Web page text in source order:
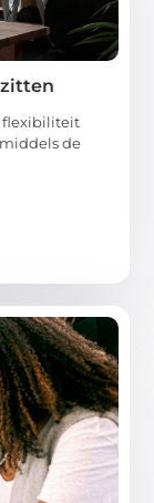
flexibiliteit
de